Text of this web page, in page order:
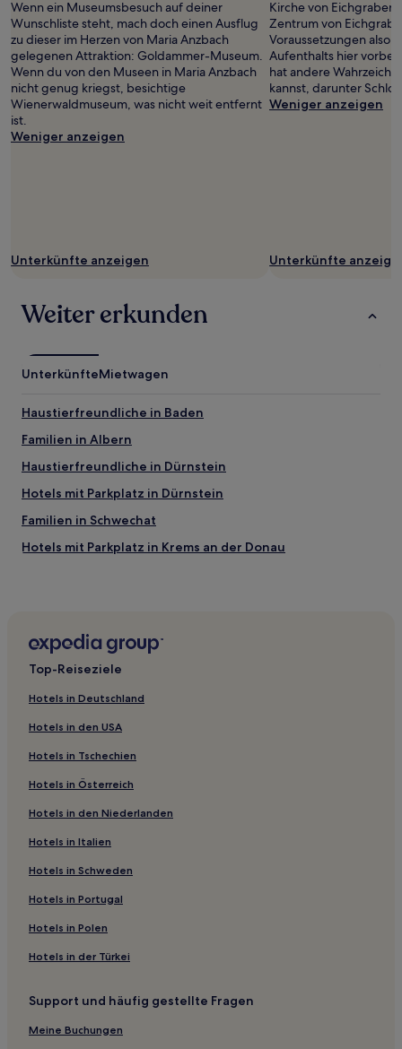
Wenn ein Museumsbesuch auf deiner
Wunschliste steht, mach doch einen Ausflug
zu dieser im Herzen von Maria Anzbach
gelegenen Attraktion: Goldammer-Museum.
Wenn du von den Museen in Maria Anzbach
nicht genug kriegst, besichtige
Wienerwaldmuseum, was nicht weit entfernt
ist.
Weniger anzeigen
Unterkünfte anzeigen
Kirche von Eichgraben
Zentrum von
Voraussetzungen also,
Aufenthalts hier
hat andere
kannst, darunter
Weniger anzeigen
Unterkünfte
Weiter erkunden
UnterkünfteMietwagen
Haustierfreundliche in Baden
Familien in Albern
Haustierfreundliche in Dürnstein
Hotels mit Parkplatz in Dürnstein
Familien in Schwechat
Hotels mit Parkplatz in Krems an der Donau
3-Sterne-Hotels in Krems an der Donau
Getzersdorf Hotels
Neulengbach Hotels
Lanzendorf bei Kasten Hotels
Sitzenberg-Reidling Hotels
Sankt Pölten-Land: Hotels
Weißenkirchen an der Perschling Hotels
Steinriegl: Hotels
Gießhübl Hotels
Hotels nahe Bahnhof St. Pölten Traisenpark
Hotels nahe Synagoge St. Pölten
Hotels nahe Bahnhof Absdorf-Hippersdorf
Hotels nahe Bahnhof Tulln Stadt
Tulln: Hotels
Top-Reiseziele
Hotels in Deutschland
Hotels in den USA
Hotels in Tschechien
Hotels in Österreich
Hotels in den Niederlanden
Hotels in Italien
Hotels in Schweden
Hotels in Portugal
Hotels in Polen
Hotels in der Türkei
Support und häufig gestellte Fragen
Meine Buchungen